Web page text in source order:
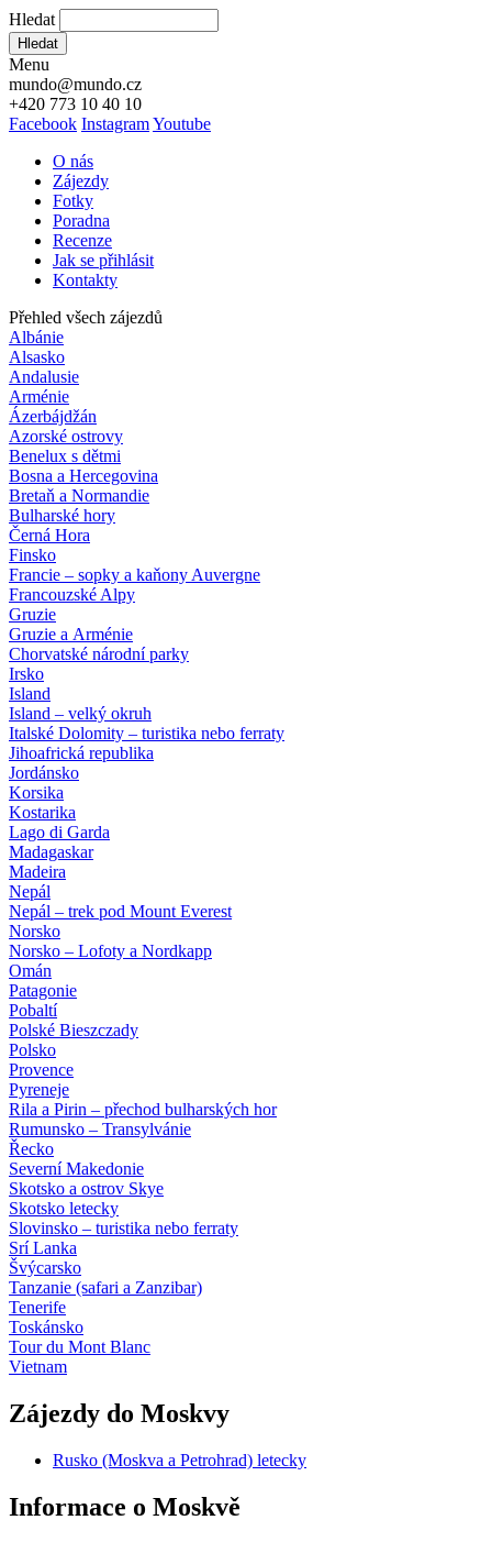
Hledat
Hledat
Menu
mundo@mundo.cz
+420 773 10 40 10
Facebook InstagramYoutube
O nás
Zájezdy
Fotky
Poradna
Recenze
Jak se přihlásit
Kontakty
Přehled všech zájezdů
Albánie
Alsasko
Andalusie
Arménie
Ázerbájdžán
Azorské ostrovy
Benelux s dětmi
Bosna a Hercegovina
Bretaň a Normandie
Bulharské hory
Černá Hora
Finsko
Francie – sopky a kaňony Auvergne
Francouzské Alpy
Gruzie
Gruzie a Arménie
Chorvatské národní parky
Irsko
Island
Island – velký okruh
Italské Dolomity – turistika nebo ferraty
Jihoafrická republika
Jordánsko
Korsika
Kostarika
Lago di Garda
Madagaskar
Madeira
Nepál
Nepál – trek pod Mount Everest
Norsko
Norsko – Lofoty a Nordkapp
Omán
Patagonie
Pobaltí
Polské Bieszczady
Polsko
Provence
Pyreneje
Rila a Pirin – přechod bulharských hor
Rumunsko – Transylvánie
Řecko
Severní Makedonie
Skotsko a ostrov Skye
Skotsko letecky
Slovinsko – turistika nebo ferraty
Srí Lanka
Švýcarsko
Tanzanie (safari a Zanzibar)
Tenerife
Toskánsko
Tour du Mont Blanc
Vietnam
Zájezdy do Moskvy
Rusko (Moskva a Petrohrad) letecky
Informace o Moskvě